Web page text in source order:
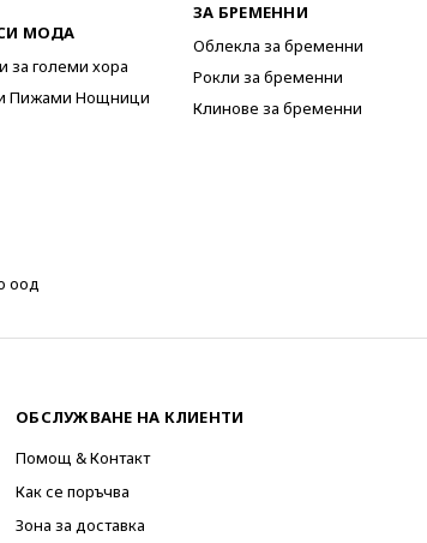
МОДА
за големи хора
Пижами Нощници
ЗА БРЕМЕННИ
Облекла за бременни
Рокли за бременни
Клинове за бременни
оод
ОБСЛУЖВАНЕ НА КЛИЕНТИ
Помощ & Контакт
Как се поръчва
Зона за доставка